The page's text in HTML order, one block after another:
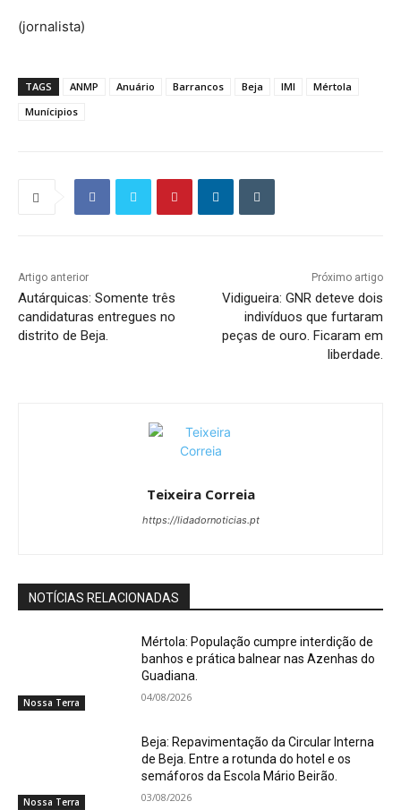
(jornalista)
TAGS ANMP Anuário Barrancos Beja IMI
Mértola
Munícipios
Artigo anterior
Autárquicas: Somente três
candidaturas entregues no
distrito de Beja.
Próximo artigo
Vidigueira: GNR deteve dois
indivíduos que furtaram
peças de ouro. Ficaram em
liberdade.
Teixeira Correia
https://lidadornoticias.pt
NOTÍCIAS RELACIONADAS
Nossa Terra
Mértola: População cumpre interdição de
banhos e prática balnear nas Azenhas do
Guadiana.
04/08/2026
Nossa Terra
Beja: Repavimentação da Circular Interna
de Beja. Entre a rotunda do hotel e os
semáforos da Escola Mário Beirão.
03/08/2026